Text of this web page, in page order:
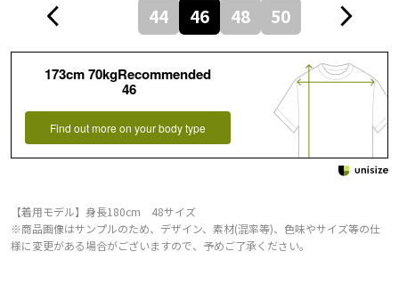
44 46 48 50
173cm 70kgRecommended
46
Find out more on your body type
【着用モデル】身長180cm 48サイズ
※商品画像はサンプルのため、デザイン、素材(混率等)、色味やサイズ等の仕
様に変更がある場合がございますので、予めご了承ください。